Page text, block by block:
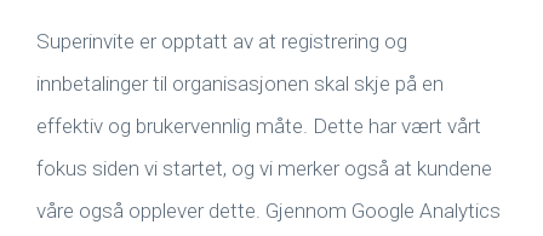
Superinvite er opptatt av at registrering og
innbetalinger til organisasjonen skal skje på en
effektiv og brukervennlig måte. Dette har vært vårt
fokus siden vi startet, og vi merker også at kundene
våre også opplever dette. Gjennom Google Analytics